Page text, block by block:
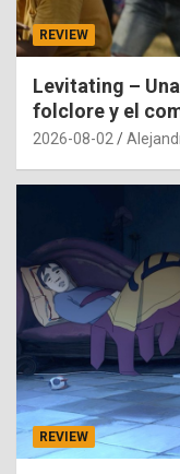
REVIEW
Levitating –
folclore y el
2026-08-02
REVIEW